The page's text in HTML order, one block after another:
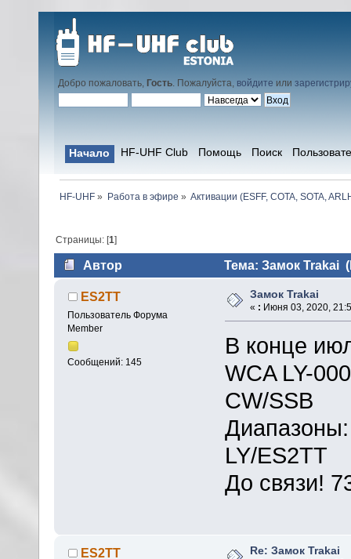
Добро пожаловать, Гость. Пожалуйста, войдите или
Начало HF-UHF Club Помощь Поиск
HF-UHF» Работа в эфире » Активации (ESFF, COTA, SOTA,
Страницы: [1]
Автор Тема: Замок Trakai
ES2TT
Пользователь Форума
Member
Сообщений: 145
Замок Trakai
« : Июня 03, 2020,
В конце
WCA LY-
CW/SSB
LY/ES2TT
До связи!
ES2TT Re: Замок Trakai